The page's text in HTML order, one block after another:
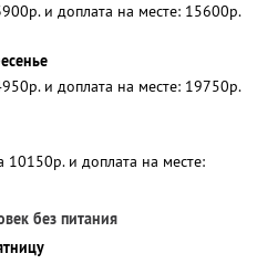
и доплата на месте: 15600р.
и доплата на месте: 19750р.
и доплата на месте:
без питания